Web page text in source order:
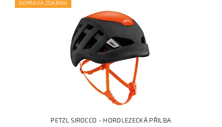
DOPRAVA ZDARMA
PETZL SIROCCO - HOROLEZECKÁ PŘILBA